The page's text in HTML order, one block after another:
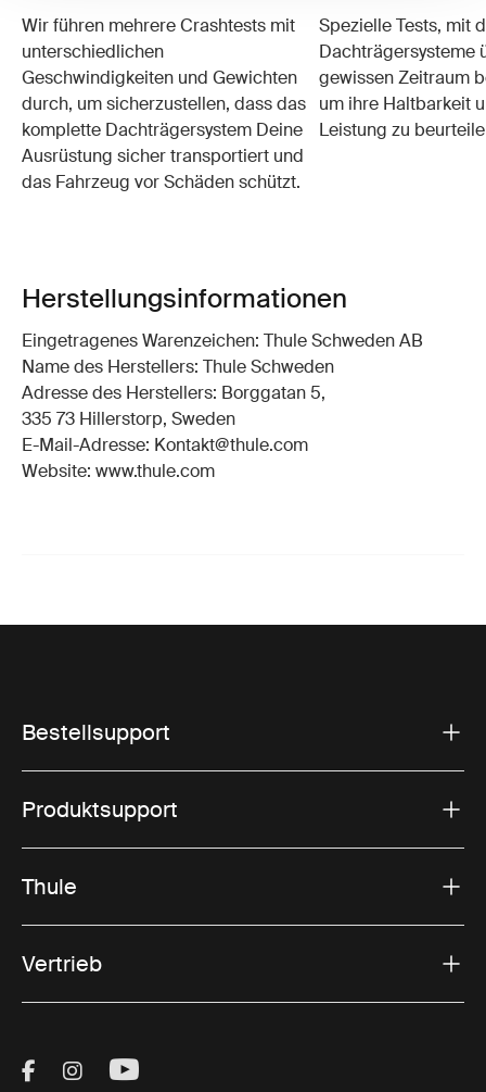
Wir führen mehrere Crashtests mit
unterschiedlichen
Geschwindigkeiten und Gewichten
durch, um sicherzustellen, dass das
komplette Dachträgersystem Deine
Ausrüstung sicher transportiert und
das Fahrzeug vor Schäden schützt.
Spezielle Tests, mit
Dachträgersysteme
gewissen Zeitraum
um ihre Haltbarkeit
Leistung zu
Herstellungsinformationen
Eingetragenes Warenzeichen: Thule Schweden AB
Name des Herstellers: Thule Schweden
Adresse des Herstellers: Borggatan 5,
335 73 Hillerstorp, Sweden
E-Mail-Adresse: Kontakt@thule.com
Website: www.thule.com
Bestellsupport
Produktsupport
Thule
Vertrieb
Visit Thule on Facebook (external link)
Visit Thule on Instagram (external link)
Visit Thule on Youtube (external